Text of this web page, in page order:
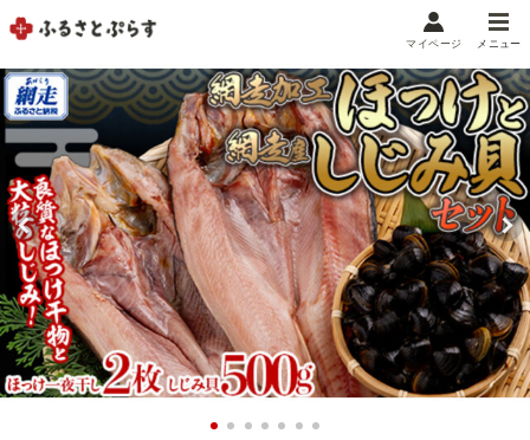
メニュー
マイメニュー
マイページ
お気に入り 閲覧履歴
メニュー
お礼の品から探す
お礼の品をカテゴリや金額で絞り込み
自治体から探す
マイページ